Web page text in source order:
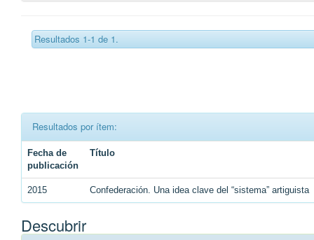
Resultados 1-1 de 1.
Resultados por ítem:
Fecha de
publicación
Título
2015 Confederación. Una idea clave del “sistema” artiguista
Descubrir